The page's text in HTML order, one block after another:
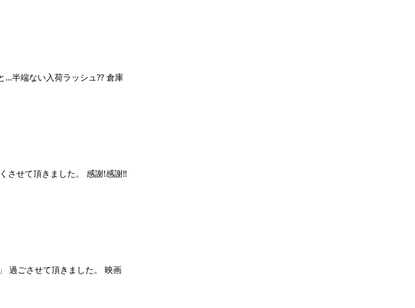
…半端ない入荷ラッシュ?? 倉庫
させて頂きました。 感謝!感謝‼︎
過ごさせて頂きました。 映画